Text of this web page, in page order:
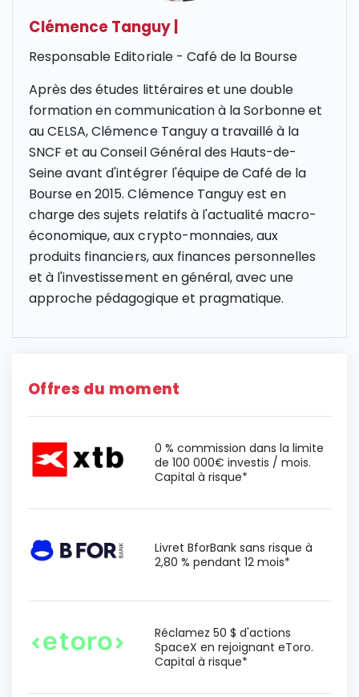
Clémence Tanguy
Responsable Editoriale - Café de la Bourse
Après des études littéraires et une double
formation en communication à la Sorbonne et
au CELSA, Clémence Tanguy a travaillé à la
SNCF et au Conseil Général des Hauts-de-
Seine avant d'intégrer l'équipe de Café de la
Bourse en 2015. Clémence Tanguy est en
charge des sujets relatifs à l'actualité macro-
économique, aux crypto-monnaies, aux
produits financiers, aux finances personnelles
et à l'investissement en général, avec une
approche pédagogique et pragmatique.
Offres du moment
0 % commission dans la limite
de 100 000€ investis / mois.
Capital à risque*
Livret BforBank sans risque à
2,80 % pendant 12 mois*
Réclamez 50 $ d'actions
SpaceX en rejoignant eToro.
Capital à risque*